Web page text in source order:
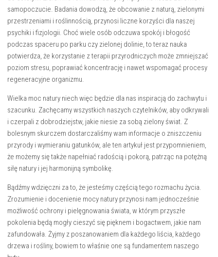
samopoczucie. Badania dowodzą, że ‍obcowanie z naturą, zielonymi
przestrzeniami ‌i roślinnością, przynosi liczne korzyści dla naszej
psychiki i⁤ fizjologii. Choć wiele osób odczuwa spokój i błogość
podczas spaceru po parku czy zielonej dolinie, to​ teraz nauka
potwierdza, że korzystanie ‌z terapii przyrodniczych może zmniejszać
poziom stresu, ⁢poprawiać koncentrację i nawet⁢ wspomagać procesy
regeneracyjne organizmu.
Wielka moc ⁣natury niech więc będzie⁤ dla nas inspiracją do zachwytu i​
szacunku.⁤ Zachęcamy wszystkich naszych ⁤czytelników, aby⁣ odkrywali
i ⁤czerpali z dobrodziejstw,⁣ jakie ‍niesie za sobą⁤ zielony świat. Z
bolesnym skurczem ‍dostarczaliśmy​ wam‍ informacje o ⁣zniszczeniu
przyrody i wymieraniu gatunków, ale ten artykuł jest przypomnieniem,
‌że ⁢możemy się ⁢także napełniać radością i pokorą, patrząc na potężną
siłę natury ‍i jej harmonijną ⁤symbolikę.
Bądźmy wdzięczni za to, że jesteśmy ⁢częścią⁢ tego rozmachu życia.
Zrozumienie i docenienie mocy natury przynosi nam jednocześnie
możliwość ‍ochrony i pielęgnowania świata, w którym przyszłe
pokolenia będą‌ mogły cieszyć się​ pięknem i bogactwem, ⁤jakie nam
⁣zafundowała. ⁤Żyjmy z poszanowaniem dla każdego liścia, każdego
drzewa i‌ rośliny, bowiem to właśnie one są fundamentem ⁢naszego